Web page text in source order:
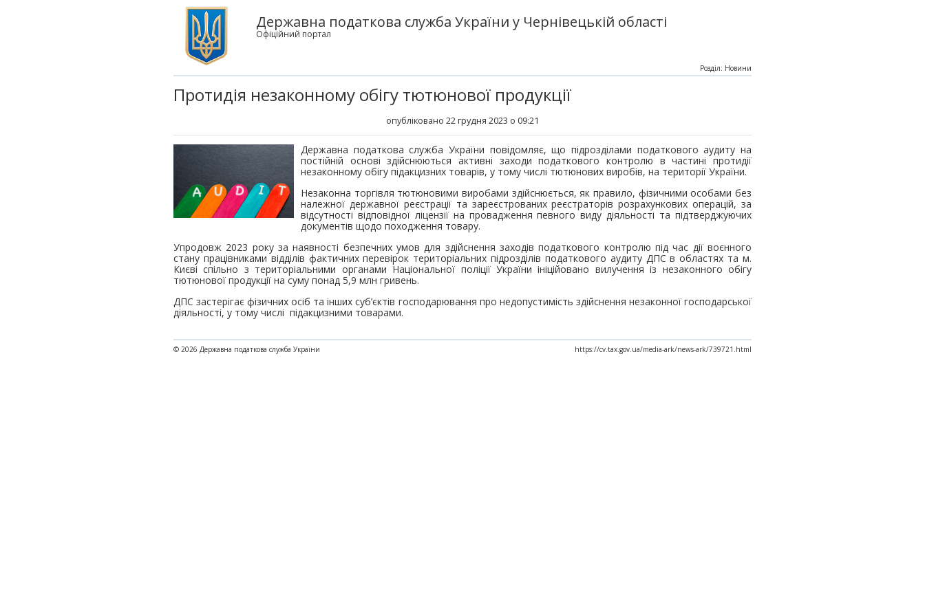
Державна податкова служба України у Чернівецькій області
Офіційний портал
Протидія незаконному обігу тютюнової продукції
опубліковано 22 грудня 2023 о 09:21
Розділ: Новини
Державна податкова служба України повідомляє, що підрозділами податкового аудиту на
постійній основі здійснюються активні заходи податкового контролю в частині протидії
незаконному обігу підакцизних товарів, у тому числі тютюнових виробів, на території України.
Незаконна торгівля тютюновими виробами здійснюється, як правило, фізичними особами без
належної державної реєстрації та зареєстрованих реєстраторів розрахункових операцій, за
відсутності відповідної ліцензії на провадження певного виду діяльності та підтверджуючих
документів щодо походження товару.
Упродовж 2023 року за наявності безпечних умов для здійснення заходів податкового контролю під час дії воєнного
стану працівниками відділів фактичних перевірок територіальних підрозділів податкового аудиту ДПС в областях та м.
Києві спільно з територіальними органами Національної поліції України ініційовано вилучення із незаконного обігу
тютюнової продукції на суму понад 5,9 млн гривень.
ДПС застерігає фізичних осіб та інших суб’єктів господарювання про недопустимість здійснення незаконної господарської
діяльності, у тому числі підакцизними товарами.
© 2026 Державна податкова служба України https://cv.tax.gov.ua/media-ark/news-ark/739721.html